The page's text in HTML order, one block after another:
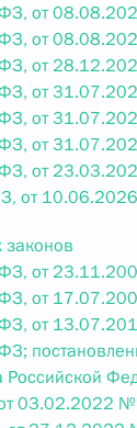
№ 250-ФЗ
об
№ 266-ФЗ
от
от
от
от
от
от
от
от
законов
от
от
от
Российской
03.02.2022